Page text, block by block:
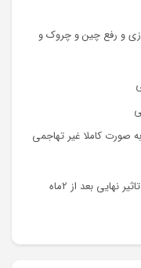
و رفع چین و چروک و
به صورت کاملا غیر تهاجمی